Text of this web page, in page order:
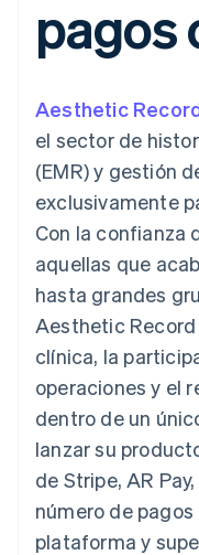
pago
Acceso a más
Pagos en
Authorization
Boost
Optimizaciones
de aceptación
Link
compra
acelerado
Financial
Connections
Datos de ctas.
financieras
vinculadas
Más
Descubre lo que
Radar
Prevención de
Por
Blog
Hoja
Sala
pagos
Aesthetic
el sector de
(EMR) y gestión
exclusivamente
Con la confianza
aquellas que
hasta grandes
Aesthetic
clínica, la
operaciones y el
dentro de un
lanzar su
de Stripe, AR
número de
plataforma y